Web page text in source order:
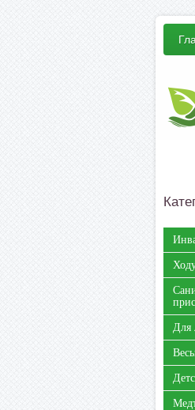
Для